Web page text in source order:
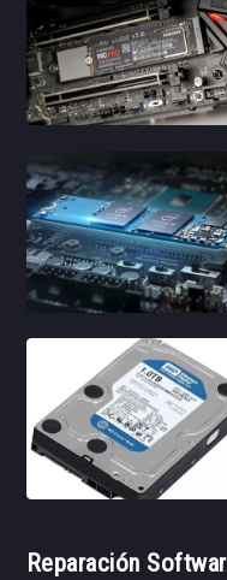
Reparación